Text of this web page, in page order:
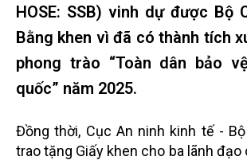
HOSE: SSB) vinh dự được Bộ
Bằng khen vì đã có thành tích
phong trào “Toàn dân bảo
quốc” năm 2025.
Đồng thời, Cục An ninh kinh tế -
trao tặng Giấy khen cho ba lãnh đạo